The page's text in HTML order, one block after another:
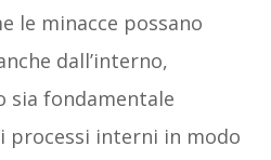
le minacce possano
dall’interno,
sia fondamentale
processi interni in modo